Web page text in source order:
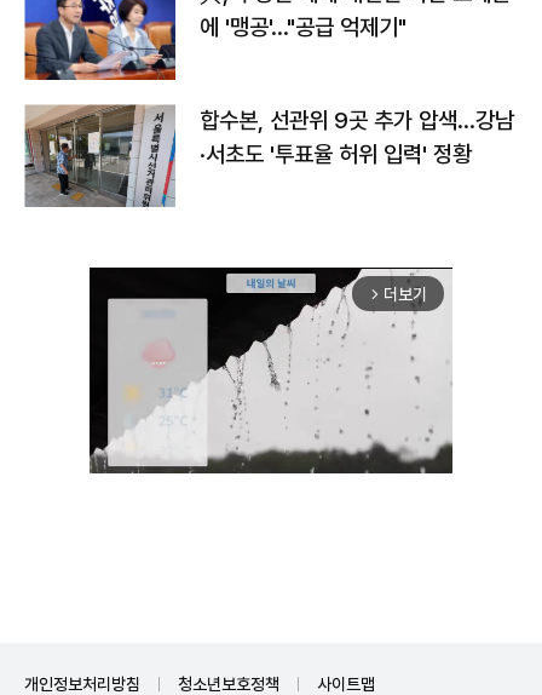
에 '맹공'…"공급 억제기"
합수본, 선관위 9곳 추가 압색…강남
·서초도 '투표율 허위 입력' 정황
arrow_forward_ios 더보기
개인정보처리방침 청소년보호정책 사이트맵